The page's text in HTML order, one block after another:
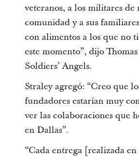
veteranos, a los militares de
comunidad y a sus
con alimentos a los que no
este momento”, dijo
Soldiers’ Angels.
Straley agregó: “Creo que
fundadores estarían muy
ver las colaboraciones que
en Dallas”.
“Cada entrega [realizada